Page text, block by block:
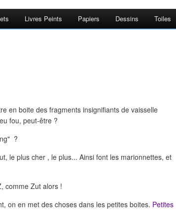
Livres Peints Papiers Dessins Toiles
en boite des fragments insignifiants de vaisselle
fou, peut-être ?
?
le plus cher , le plus... Ainsi font les marionnettes, et
comme Zut alors !
on en met des choses dans les petites boites. Petites